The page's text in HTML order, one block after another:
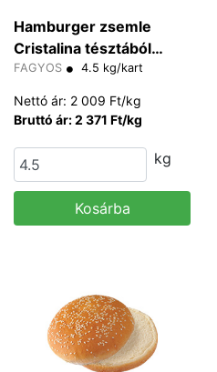
Hamburger zsemle
Cristalina tésztából
Europastry 75 g/db
FAGYOS 4.5 kg/kart
Nettó ár: 2 009 Ft/kg
Bruttó ár: 2 371 Ft/kg
kg
Kosárba